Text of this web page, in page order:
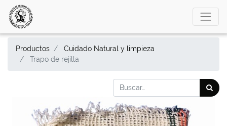
Productos
Cuidado Natural y limpieza
Trapo de rejilla